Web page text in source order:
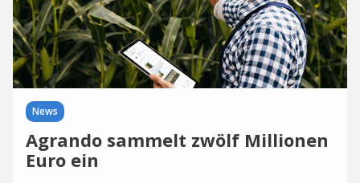
News
Agrando sammelt zwölf Millionen
Euro ein